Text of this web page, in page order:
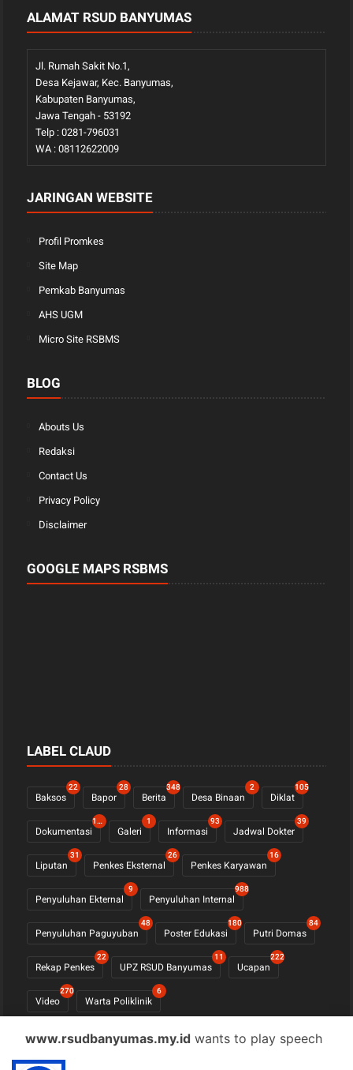
ALAMAT RSUD BANYUMAS
Jl. Rumah Sakit No.1,
Desa Kejawar, Kec. Banyumas,
Kabupaten Banyumas,
Jawa Tengah - 53192
Telp : 0281-796031
WA : 08112622009
JARINGAN WEBSITE
Profil Promkes
Site Map
Pemkab Banyumas
AHS UGM
Micro Site RSBMS
BLOG
Abouts Us
Redaksi
Contact Us
Privacy Policy
Disclaimer
GOOGLE MAPS RSBMS
LABEL CLAUD
Baksos
22
Bapor
28
Berita
348
Desa Binaan
2
Diklat
105
Dokumentasi
1122
Galeri
1
Informasi
93
Jadwal Dokter
39
Liputan
31
Penkes Eksternal
26
Penkes Karyawan
16
Penyuluhan Ekternal
9
Penyuluhan Internal
988
Penyuluhan Paguyuban
48
Poster Edukasi
180
Putri Domas
84
Rekap Penkes
22
UPZ RSUD Banyumas
11
Ucapan
222
Video
270
Warta Poliklinik
6
www.rsudbanyumas.my.id wants to play speech